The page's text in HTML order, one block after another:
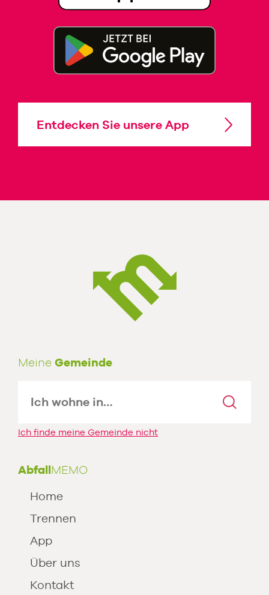
Entdecken Sie unsere App
Meine Gemeinde
Ich finde meine Gemeinde nicht
AbfallMEMO
Home
Trennen
App
Über uns
Kontakt